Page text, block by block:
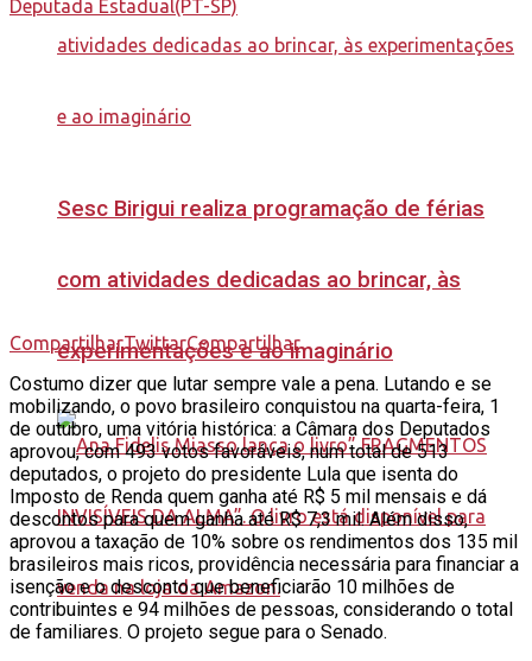
Sesc Birigui realiza programação de férias
com atividades dedicadas ao brincar, às
experimentações e ao imaginário
CompartilharTwittarCompartilhar
Costumo dizer que lutar sempre vale a pena. Lutando e se
mobilizando, o povo brasileiro conquistou na quarta-feira, 1
de outubro, uma vitória histórica: a Câmara dos Deputados
aprovou, com 493 votos favoráveis, num total de 513
deputados, o projeto do presidente Lula que isenta do
Imposto de Renda quem ganha até R$ 5 mil mensais e dá
descontos para quem ganha até R$ 7,3 mil. Além disso,
aprovou a taxação de 10% sobre os rendimentos dos 135 mil
brasileiros mais ricos, providência necessária para financiar a
isenção e o desconto que beneficiarão 10 milhões de
contribuintes e 94 milhões de pessoas, considerando o total
de familiares. O projeto segue para o Senado.